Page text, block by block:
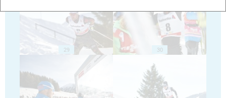
29 30